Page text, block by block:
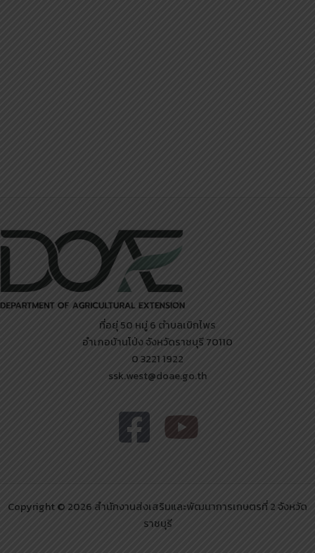
ที่อยุ่ 50 หมู่ 6 ตำบลเบิกไพร
อำเภอบ้านโป่ง จังหวัดราชบุรี 70110
0 3221 1922
ssk.west@doae.go.th
Copyright © 2026 สำนักงานส่งเสริมและพัฒนาการเกษตรที่ 2 จังหวัด
ราชบุรี